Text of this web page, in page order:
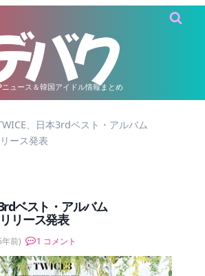
ニュース＆韓国アイドル情報まとめ
、日本3rdベスト・アルバム
ース発表
ベスト・アルバム
リリース発表
前) 1 コメント